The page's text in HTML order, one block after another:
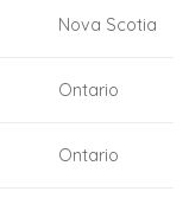
Nova Scotia
Ontario
Ontario